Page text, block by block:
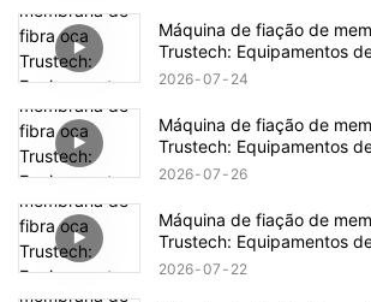
Máquina de fiação de
Trustech: Equipamentos
revelados (16)
2026 07 24
Máquina de fiação de
Trustech: Equipamentos
revelados (18)
2026 07 26
Máquina de fiação de
Trustech: Equipamentos
revelados (17)
2026 07 22